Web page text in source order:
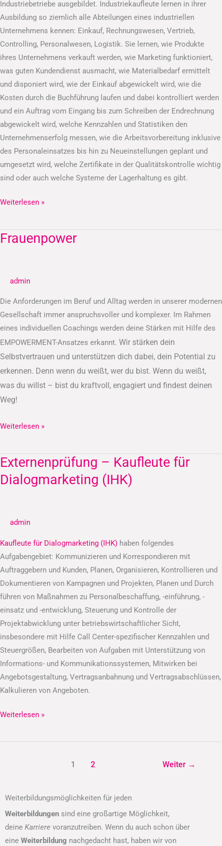
Industriebetriebe ausgebildet. Industriekaufleute lernen in ihrer
Ausbildung so ziemlich alle Abteilungen eines industriellen
Unternehmens kennen: Einkauf, Rechnungswesen, Vertrieb,
Controlling, Personalwesen, Logistik. Sie lernen, wie Produkte
ihres Unternehmens verkauft werden, wie Marketing funktioniert,
was guten Kundendienst ausmacht, wie Materialbedarf ermittelt
und disponiert wird, wie der Einkauf abgewickelt wird, wie die
Kosten durch die Buchführung laufen und dabei kontrolliert werden
und ein Auftrag vom Eingang bis zum Schreiben der Endrechnung
abgewickelt wird, welche Kennzahlen und Statistiken den
Unternehmenserfolg messen, wie die Arbeitsvorbereitung inklusive
des Personaleinsatzes bis hin zu Neueinstellungen geplant und
umgesetzt wird, welche Zertifikate in der Qualitätskontrolle wichtig
sind oder auch welche Systeme der Lagerhaltung es gibt.
Weiterlesen »
Frauenpower
admin
Die Anforderungen im Beruf und Alltag werden in unserer modernen
Gesellschaft immer anspruchsvoller und komplexer. Im Rahmen
eines individuellen Coachings werden deine Stärken mit Hilfe des
EMPOWERMENT-Ansatzes erkannt. Wir stärken dein
Selbstvertrauen und unterstützen dich dabei, dein Potential zu
erkennen. Denn wenn du weißt, wer du bist. Wenn du weißt,
was du willst – bist du kraftvoll, engagiert und findest deinen
Weg!
Frauenpower
Weiterlesen »
Externenprüfung – Kaufleute für
Dialogmarketing (IHK)
admin
Kaufleute für Dialogmarketing (IHK) haben folgendes
Aufgabengebiet: Kommunizieren und Korrespondieren mit
Auftraggebern und Kunden, Planen, Organisieren, Kontrollieren und
Dokumentieren von Kampagnen und Projekten, Planen und Durch
führen von Maßnahmen zu Personalbeschaffung, -einführung, -
einsatz und -entwicklung, Steuerung und Kontrolle der
Projektabwicklung unter betriebswirtschaftlicher Sicht,
insbesondere mit Hilfe Call Center-spezifischer Kennzahlen und
Steuergrößen, Bearbeiten von Aufgaben mit Unterstützung von
Informations- und Kommunikationssystemen, Mitwirken bei
Angebotsgestaltung, Vertragsanbahnung und Vertragsabschlüssen,
Kalkulieren von Angeboten.
Externenprüfung
–
Kaufleute
(IHK)
Weiterlesen »
1 2 Weiter →
Weiterbildungsmöglichkeiten für jeden
Weiterbildungen sind eine großartige Möglichkeit,
deine Karriere voranzutreiben. Wenn du auch schon über
eine Weiterbildung nachgedacht hast, haben wir von